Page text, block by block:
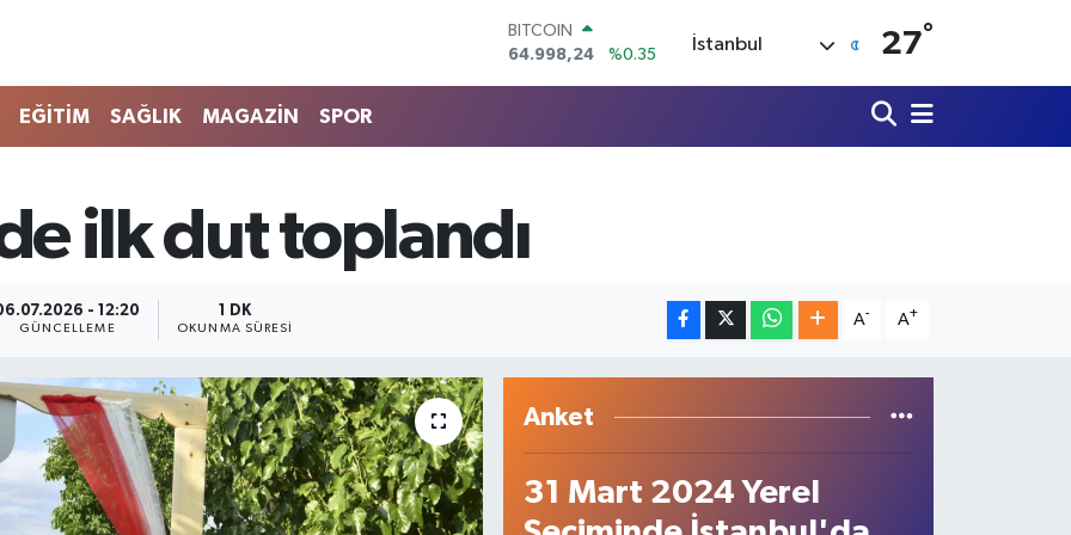
64.998,24
DOLAR
STERLİN
İstanbul 27°
EĞİTİM SAĞLIK MAGAZİN SPOR
ilk dut toplandı
- 12:20
GÜNCELLEME
1 DK
OKUNMA SÜRESI
A- A+
Anket
31 Mart 2024 Yerel